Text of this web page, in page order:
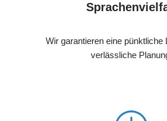
Wir garantieren eine pünktliche
verlässliche